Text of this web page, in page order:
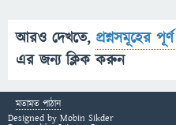
আরও দেখতে, প্রশ্নসমূহের
এর জন্য ক্লিক করুন
মতামত পাঠান
Designed by Mobin Sikder